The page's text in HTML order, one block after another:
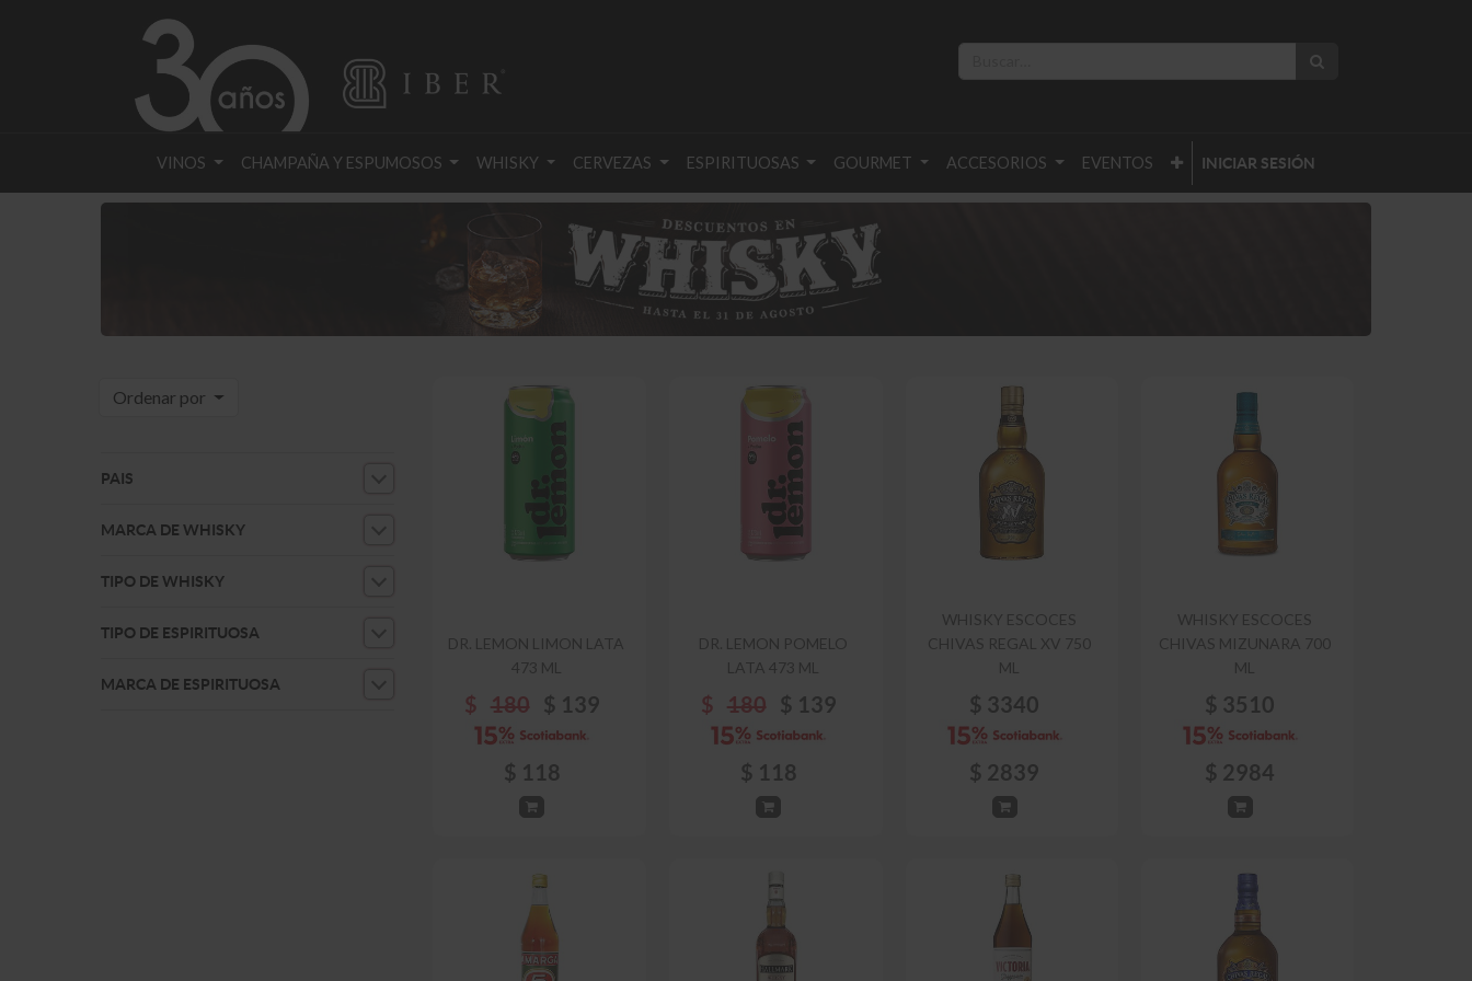
VINOS CHAMPAÑA Y ESPUMOSOS WHISKY CERVEZAS ESPIRITUOSAS GOURMET ACCESORIOS EVENTOS INICIAR SESIÓN
Ordenar por
PAIS
MARCA DE WHISKY
TIPO DE WHISKY
TIPO DE ESPIRITUOSA
MARCA DE ESPIRITUOSA
DR. LEMON LIMON LATA
473 ML
$ 180 $ 139
$ 118
DR. LEMON POMELO
LATA 473 ML
$ 180 $ 139
$ 118
WHISKY ESCOCES
CHIVAS REGAL XV 750
ML
$ 3340
$ 2839
WHISKY ESCOCES
CHIVAS MIZUNARA 700
ML
$ 3510
$ 2984